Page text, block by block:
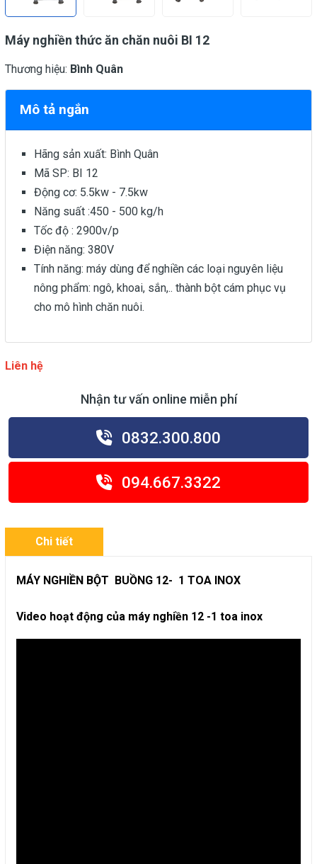
Máy nghiền thức ăn chăn nuôi BI 12
Thương hiệu: Bình Quân
Mô tả ngắn
Hãng sản xuất: Bình Quân
Mã SP: BI 12
Động cơ: 5.5kw - 7.5kw
Năng suất :450 - 500 kg/h
Tốc độ : 2900v/p
Điện năng: 380V
Tính năng: máy dùng để nghiền các loại nguyên liệu
nông phẩm: ngô, khoai, sắn,.. thành bột cám phục vụ
cho mô hình chăn nuôi.
Liên hệ
Nhận tư vấn online miễn phí
0832.300.800
094.667.3322
Chi tiết
MÁY NGHIỀN BỘT BUỒNG 12- 1 TOA INOX
Video hoạt động của máy nghiền 12 -1 toa inox